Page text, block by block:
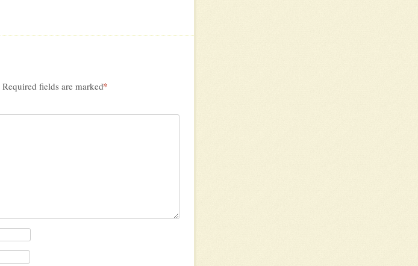
Required fields are marked*